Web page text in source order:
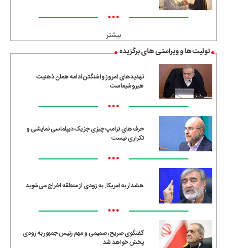
•••
بیشتر
توئیت ها و ویراستی های برگزیده
تهدیدهای امروز واشنگتن ادامه همان ذهنیت
هیروشیماست
•••
حرف‌های ترامپ چیزی جز یک دیپلماسی نمایشی و
تکراری نیست
•••
هشدار به آمریکا: به زودی از منطقه اخراج می‌شوید
•••
گفتگوی صریح، صمیمی و مهم رئیس جمهور به زودی
پخش خواهد شد